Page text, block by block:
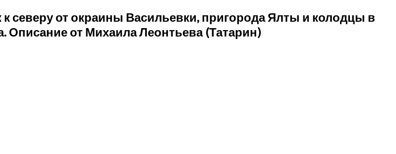
от окраины Васильевки, пригорода Ялты и колодцы в
Описание от Михаила Леонтьева (Татарин)